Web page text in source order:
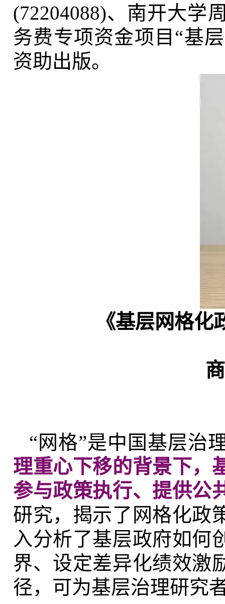
(72204088)、南开大学
务费专项资金项目“基
资助出版。
《基层网格
“网格”是中国基层治
理重心下移的背景下，
参与政策执行、提供公
研究，揭示了网格化政
入分析了基层政府如何
界、设定差异化绩效激
径，可为基层治理研究